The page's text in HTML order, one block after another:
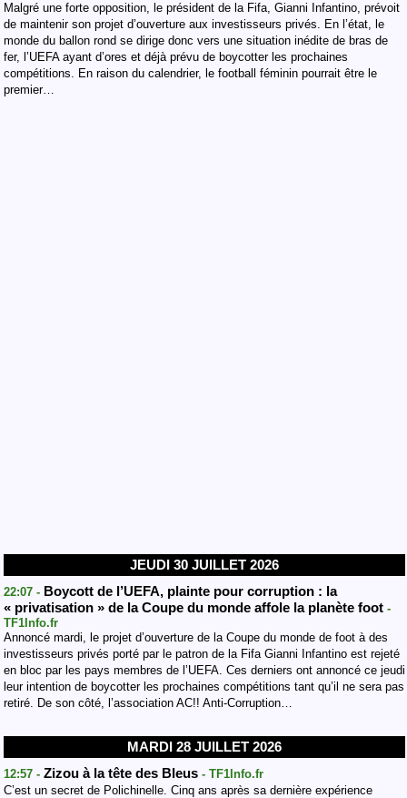
Malgré une forte opposition, le président de la Fifa, Gianni Infantino, prévoit
de maintenir son projet d’ouverture aux investisseurs privés. En l’état, le
monde du ballon rond se dirige donc vers une situation inédite de bras de
fer, l’UEFA ayant d’ores et déjà prévu de boycotter les prochaines
compétitions. En raison du calendrier, le football féminin pourrait être le
premier…
JEUDI 30 JUILLET 2026
22:07 - Boycott de l’UEFA, plainte pour corruption : la
« privatisation » de la Coupe du monde affole la planète foot -
TF1Info.fr
Annoncé mardi, le projet d’ouverture de la Coupe du monde de foot à des
investisseurs privés porté par le patron de la Fifa Gianni Infantino est rejeté
en bloc par les pays membres de l’UEFA. Ces derniers ont annoncé ce jeudi
leur intention de boycotter les prochaines compétitions tant qu’il ne sera pas
retiré. De son côté, l’association AC!! Anti-Corruption…
MARDI 28 JUILLET 2026
12:57 - Zizou à la tête des Bleus - TF1Info.fr
C’est un secret de Polichinelle. Cinq ans après sa dernière expérience